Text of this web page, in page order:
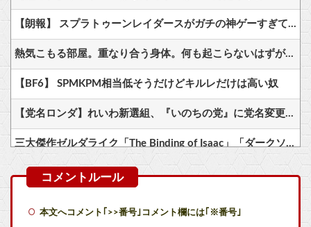
【朗報】 スプラトゥーンレイダースがガチの神ゲーすぎて世界中で大絶賛ｗｗｗｗｗｗｗ
熱気こもる部屋。重なり合う身体。何も起こらないはずがなく……
【BF6】 SPMKPM相当低そうだけどキルレだけは高い奴
【党名ロンダ】れいわ新選組、『いのちの党』に党名変更！さらに胡散臭くなってしまうｗｗｗｗｗ
三大傑作ゼルダライク「The Binding of Isaac」「ダークソウル」あとひとつは？
【悲報】コレコレ、月収1億円ｗｗｗそりゃ外出るのにボディガードつけるわ…
本文へコメント｢>>番号｣コメント欄には｢※番号｣